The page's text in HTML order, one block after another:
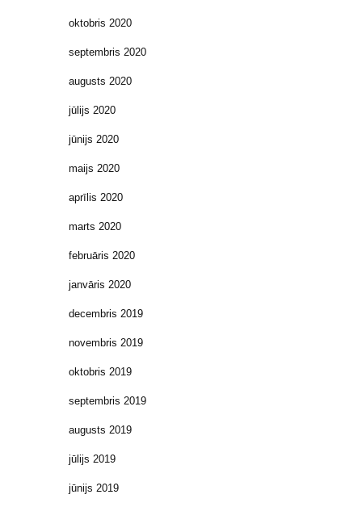
oktobris 2020
septembris 2020
augusts 2020
jūlijs 2020
jūnijs 2020
maijs 2020
aprīlis 2020
marts 2020
februāris 2020
janvāris 2020
decembris 2019
novembris 2019
oktobris 2019
septembris 2019
augusts 2019
jūlijs 2019
jūnijs 2019